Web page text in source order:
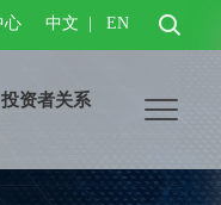
心 中文 EN
投资者关系